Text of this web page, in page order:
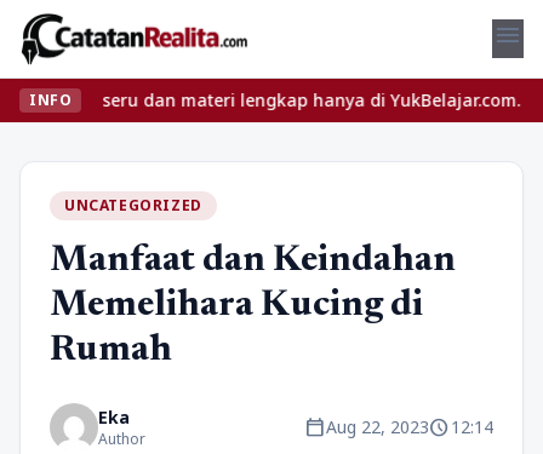
menu
INFO
seru dan materi lengkap hanya di YukBelajar.com. Mulai
UNCATEGORIZED
Manfaat dan Keindahan
Memelihara Kucing di
Rumah
Eka
Author calendar_todayAug 22, 2023schedule12:14